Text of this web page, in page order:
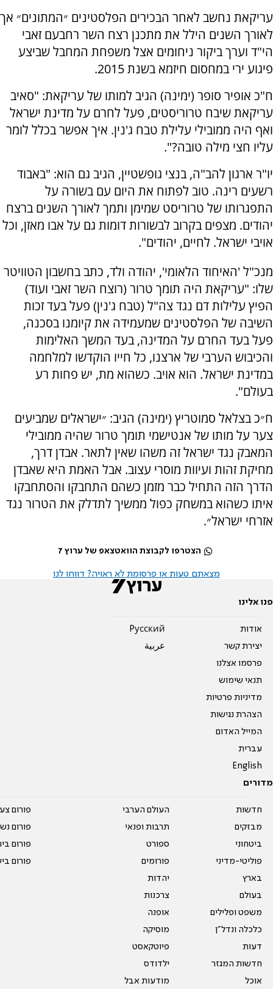
עריקאת נחשב לאחר הבכירים הפלסטינים ״המתונים״ אך
לאורך השנים הילל את מתכנן רצח השר רחבעם זאבי
הי"ד וערך ביקור ניחומים אצל משפחת המחבל שביצע
פיגוע ירי במחסום חיזמא בשנת 2015.
ח"כ אופיר סופר (ימינה) הגיב למותו של עריקאת: "סאיב
עריקאת שיבח טרוריסטים, פעל לחרם על מדינת ישראל
ואף היה ממובילי עלילת טבח ג'נין. איך אפשר בכלל לומר
עליו חצי מילה טובה?".
יו"ר ארגון להב"ה, בנצי גופשטיין, הגיב גם הוא: "באבוד
רשעים רינה. טוב לפתוח את היום עם בשורה על
התפגרותו של טרוריסט שמימן ותמך לאורך השנים ברצח
יהודים. מצפים בקרוב לבשורות דומות גם על אבו מאזן, וכל
אויבי ישראל. לחיים, יהודים".
מנכ"ל 'האיחוד הלאומי', יהודה ולד, כתב בחשבון הטוויטר
שלו: "עריקאת היה תומך טרור (רוצח השר זאבי ועוד)
הפיץ עלילות דם נגד צה"ל (טבח ג'נין) פעל בעד זכות
השיבה של הפלסטינים שמעמידה את קיומנו בסכנה,
פעל בעד החרם על המדינה, בעד המשך האלימות
והכיבוש הערבי של ארצנו, כל חייו הוקדשו למלחמה
במדינת ישראל. הוא אויב. כשהוא מת, יש פחות רע
בעולם".
ח״כ בצלאל סמוטריץ (ימינה) הגיב: ״ישראלים שמביעים
צער על מותו של אנטישמי תומך טרור שהיה ממובילי
המאבק נגד ישראל זה משהו שאין לתאר. אבדן דרך,
מחיקת זהות ועיוות מוסרי עצוב. אבל האמת היא שאבדן
הדרך הזה התחיל כבר מזמן כשהם התחבקו והסתחבקו
איתו כשהוא במשחק כפול ממשיך לתדלק את הטרור נגד
אזרחי ישראל״.
הצטרפו לקבוצת הוואטצאפ של ערוץ 7
מצאתם טעות או פרסומת לא ראויה? דווחו לנו
פנו אלינו
אודות
יצירת קשר
פרסמו אצלנו
תנאי שימוש
מדיניות פרטיות
הצהרת נגישות
המייל האדום
עברית
English
Pусский
عربية
מדורים
חדשות
מבזקים
ביטחוני
פוליטי-מדיני
בארץ
בעולם
משפט ופלילים
כלכלה ונדל"ן
דעות
חדשות המגזר
אוכל
העולם הערבי
תרבות ופנאי
ספורט
פורומים
יהדות
צרכנות
אופנה
מוסיקה
פיוטקאסט
ילדודס
מודעות אבל
פורום
פורום
פורום
פורום